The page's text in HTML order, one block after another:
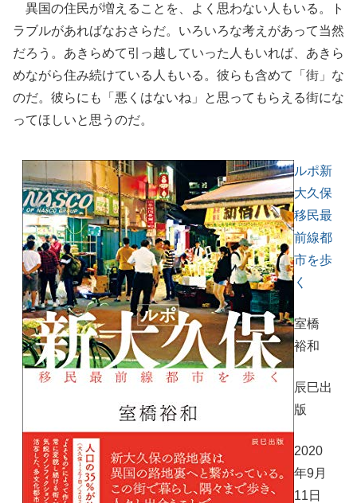
異国の住民が増えることを、よく思わない人もいる。ト
ラブルがあればなおさらだ。いろいろな考えがあって当然
だろう。あきらめて引っ越していった人もいれば、あきら
めながら住み続けている人もいる。彼らも含めて「街」な
のだ。彼らにも「悪くはないね」と思ってもらえる街にな
ってほしいと思うのだ。
ルポ新
大久保
移民最
前線都
市を歩
く
室橋
裕和
辰巳出
版
2020
年9月
11日